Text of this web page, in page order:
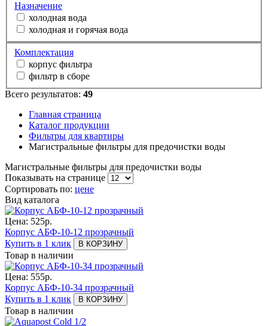
Назначение
холодная вода
холодная и горячая вода
Комплектация
корпус фильтра
фильтр в сборе
Всего результатов: 49
Главная страница
Каталог продукции
Фильтры для квартиры
Магистральные фильтры для предочистки воды
Магистральные фильтры для предочистки воды
Показывать на странице
Сортировать по: цене
Вид каталога
Цена: 525р.
Корпус АБФ-10-12 прозрачный
Купить в 1 клик
В КОРЗИНУ
Товар в наличии
Цена: 555р.
Корпус АБФ-10-34 прозрачный
Купить в 1 клик
В КОРЗИНУ
Товар в наличии